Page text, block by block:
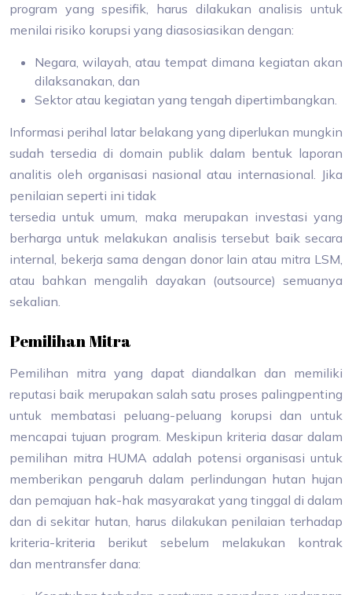
program yang spesifik, harus dilakukan analisis untuk
menilai risiko korupsi yang diasosiasikan dengan:
Negara, wilayah, atau tempat dimana kegiatan akan
dilaksanakan, dan
Sektor atau kegiatan yang tengah dipertimbangkan.
Informasi perihal latar belakang yang diperlukan mungkin
sudah tersedia di domain publik dalam bentuk laporan
analitis oleh organisasi nasional atau internasional. Jika
penilaian seperti ini tidak
tersedia untuk umum, maka merupakan investasi yang
berharga untuk melakukan analisis tersebut baik secara
internal, bekerja sama dengan donor lain atau mitra LSM,
atau bahkan mengalih dayakan (outsource) semuanya
sekalian.
Pemilihan Mitra
Pemilihan mitra yang dapat diandalkan dan memiliki
reputasi baik merupakan salah satu proses palingpenting
untuk membatasi peluang-peluang korupsi dan untuk
mencapai tujuan program. Meskipun kriteria dasar dalam
pemilihan mitra HUMA adalah potensi organisasi untuk
memberikan pengaruh dalam perlindungan hutan hujan
dan pemajuan hak-hak masyarakat yang tinggal di dalam
dan di sekitar hutan, harus dilakukan penilaian terhadap
kriteria-kriteria berikut sebelum melakukan kontrak
dan mentransfer dana: